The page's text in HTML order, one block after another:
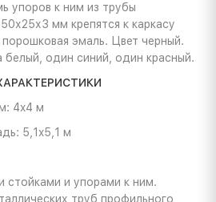
упоров к ним из трубы
мм крепятся к каркасу
эмаль. Цвет черный.
один синий, один красный.
4x4 м
5,1x5,1 м
стойками и упорами к ним.
труб профильного